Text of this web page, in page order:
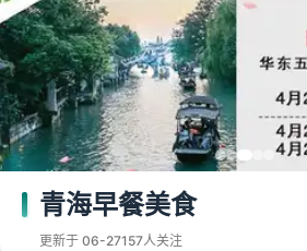
青海早餐美食
更新于 06-27157人关注